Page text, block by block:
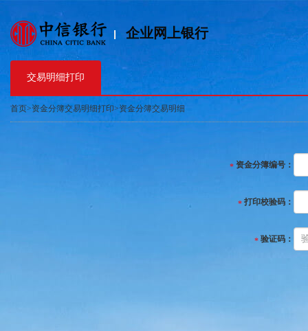
企业网上银行
交易明细打印
首页>资金分簿交易明细打印>资金分簿交易明细
资金分簿编号：
打印校验码：
验证码：